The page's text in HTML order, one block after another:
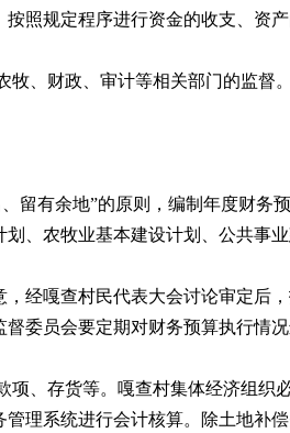
规定程序进行资金的收支、资
财政、审计等相关部门的监督
有余地”的原则，编制年度财务预
农牧业基本建设计划、公共事
嘎查村民代表大会讨论审定后，
员会要定期对财务预算执行情
存货等。嘎查村集体经济组织
理系统进行会计核算。除土地补